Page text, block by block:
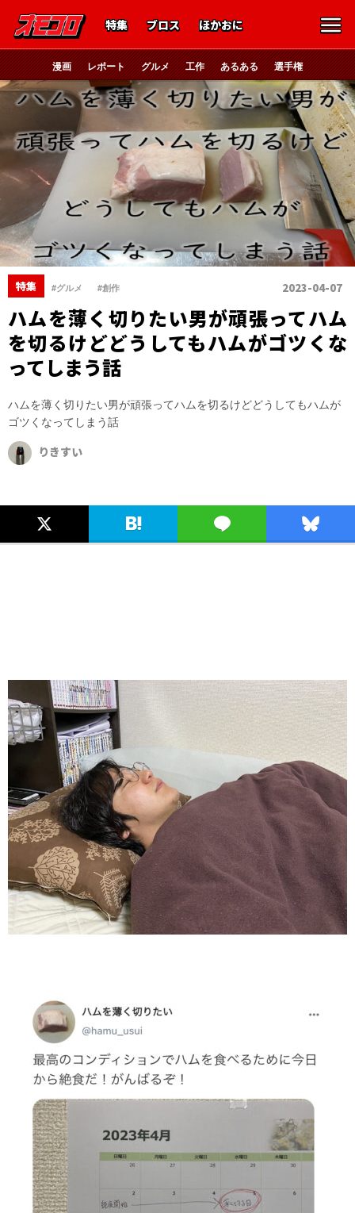
特集 ブロス ほかおに
漫画 レポート グルメ 工作 あるある 選手権
特集 #グルメ #創作 2023-04-07
ハムを薄く切りたい男が頑張ってハム
を切るけどどうしてもハムがゴツくな
ってしまう話
ハムを薄く切りたい男が頑張ってハムを切るけどどうしてもハムが
ゴツくなってしまう話
りきすい